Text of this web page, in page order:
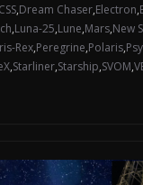
CSS,Dream Chaser,Electron,
,Luna-25,Lune,Mars,New
Rex,Peregrine,Polaris,
,Starliner,Starship,SVOM,